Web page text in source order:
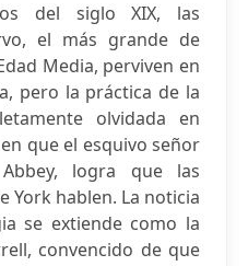
del siglo XIX, las
el más grande de
Media, perviven en
pero la práctica de la
olvidada en
que el esquivo señor
logra que las
York hablen. La noticia
se extiende como la
convencido de que